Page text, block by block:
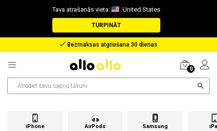
Tava atrašanās vieta: United States
TURPINĀT
Bezmaksas atgriešana 30 dienas
0
iPhone AirPods Samsung